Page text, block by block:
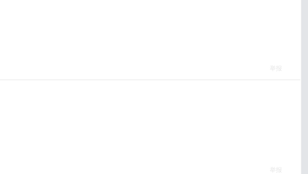
举报
举报